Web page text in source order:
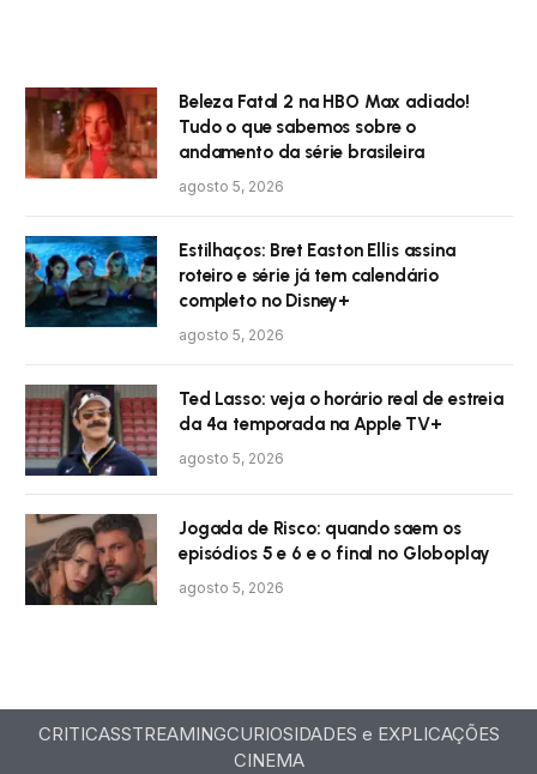
Beleza Fatal 2 na HBO Max adiado!
Tudo o que sabemos sobre o
andamento da série brasileira
agosto 5, 2026
Estilhaços: Bret Easton Ellis assina
roteiro e série já tem calendário
completo no Disney+
agosto 5, 2026
Ted Lasso: veja o horário real de estreia
da 4ª temporada na Apple TV+
agosto 5, 2026
Jogada de Risco: quando saem os
episódios 5 e 6 e o final no Globoplay
agosto 5, 2026
CRITICASSTREAMINGCURIOSIDADES e EXPLICAÇÕES
CINEMA